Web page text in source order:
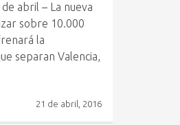
abril – La nueva
sobre 10.000
la
separan Valencia,
21 de abril, 2016